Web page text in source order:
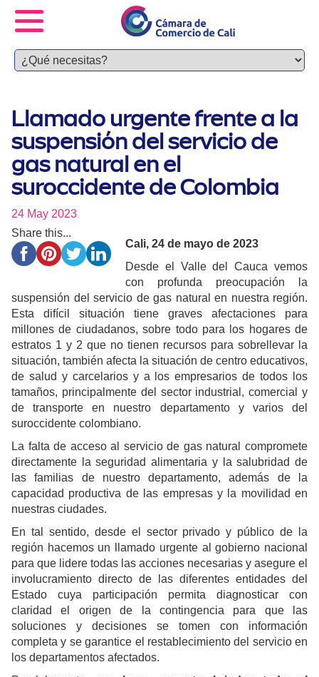
Llamado urgente frente a la
suspensión del servicio de
gas natural en el
suroccidente de Colombia
24 May 2023
Share this...
Cali, 24 de mayo de 2023
Desde el Valle del Cauca vemos
con profunda preocupación la
suspensión del servicio de gas natural en nuestra región.
Esta difícil situación tiene graves afectaciones para
millones de ciudadanos, sobre todo para los hogares de
estratos 1 y 2 que no tienen recursos para sobrellevar la
situación, también afecta la situación de centro educativos,
de salud y carcelarios y a los empresarios de todos los
tamaños, principalmente del sector industrial, comercial y
de transporte en nuestro departamento y varios del
suroccidente colombiano.
La falta de acceso al servicio de gas natural compromete
directamente la seguridad alimentaria y la salubridad de
las familias de nuestro departamento, además de la
capacidad productiva de las empresas y la movilidad en
nuestras ciudades.
En tal sentido, desde el sector privado y público de la
región hacemos un llamado urgente al gobierno nacional
para que lidere todas las acciones necesarias y asegure el
involucramiento directo de las diferentes entidades del
Estado cuya participación permita diagnosticar con
claridad el origen de la contingencia para que las
soluciones y decisiones se tomen con información
completa y se garantice el restablecimiento del servicio en
los departamentos afectados.